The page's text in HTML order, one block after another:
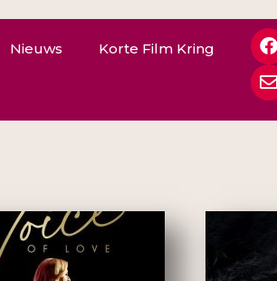
Nieuws Korte Film Kring